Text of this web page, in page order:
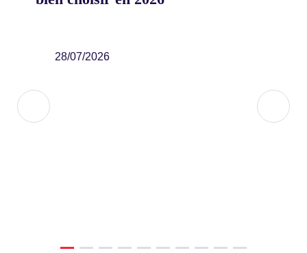
28/07/2026